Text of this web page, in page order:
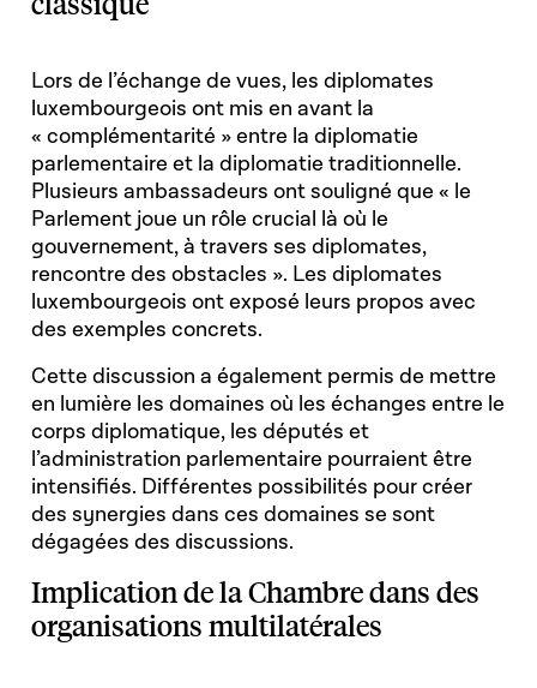
Lors de l’échange de vues, les diplomates
luxembourgeois ont mis en avant la
« complémentarité » entre la diplomatie
parlementaire et la diplomatie traditionnelle.
Plusieurs ambassadeurs ont souligné que « le
Parlement joue un rôle crucial là où le
gouvernement, à travers ses diplomates,
rencontre des obstacles ». Les diplomates
luxembourgeois ont exposé leurs propos avec
des exemples concrets.
Cette discussion a également permis de mettre
en lumière les domaines où les échanges entre le
corps diplomatique, les députés et
l’administration parlementaire pourraient être
intensifiés. Différentes possibilités pour créer
des synergies dans ces domaines se sont
dégagées des discussions.
Implication de la Chambre dans des
organisations multilatérales